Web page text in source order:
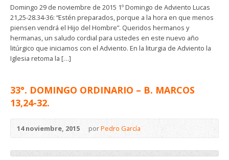
Domingo 29 de noviembre de 2015 1º Domingo de Adviento Lucas
21,25-28.34-36: “Estén preparados, porque a la hora en que menos
piensen vendrá el Hijo del Hombre”. Queridos hermanos y
hermanas, un saludo cordial para ustedes en este nuevo año
litúrgico que iniciamos con el Adviento. En la liturgia de Adviento la
Iglesia retoma la […]
33°. DOMINGO ORDINARIO – B. MARCOS
13,24-32.
14 noviembre, 2015 porPedro García